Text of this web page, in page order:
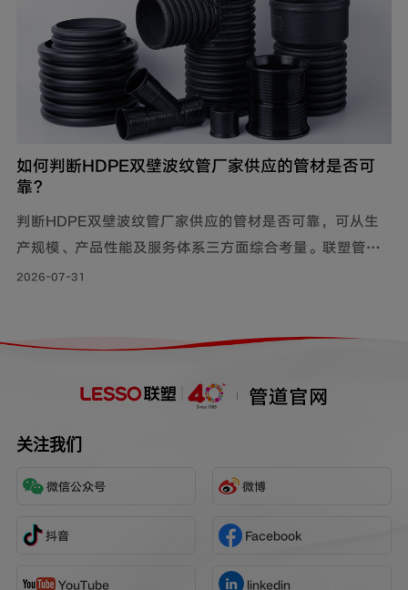
如何判断HDPE双壁波纹管厂家供应的管材是否可
靠？
判断HDPE双壁波纹管厂家供应的管材是否可靠，可从生
产规模、产品性能及服务体系三方面综合考量。联塑管道
深耕行业40年，其HDPE双壁波纹管质量可靠，被广泛用
2026-07-31
管道官网
关注我们
微信公众号 微博
抖音 Facebook
YouTube linkedin